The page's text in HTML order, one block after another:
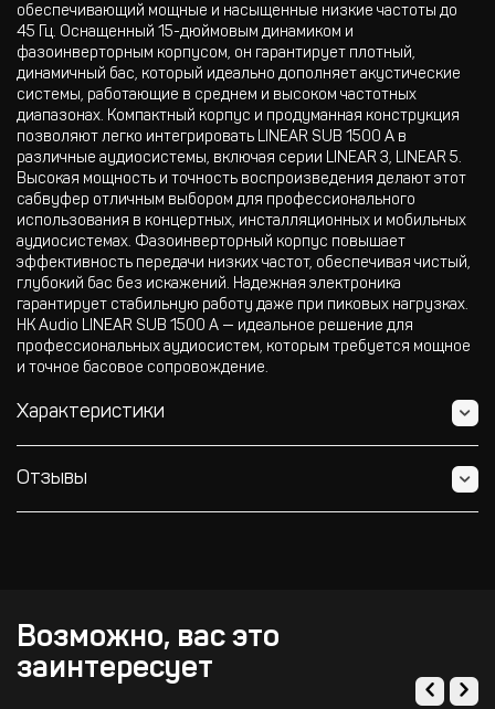
обеспечивающий мощные и насыщенные низкие частоты до
45 Гц. Оснащенный 15-дюймовым динамиком и
фазоинверторным корпусом, он гарантирует плотный,
динамичный бас, который идеально дополняет акустические
системы, работающие в среднем и высоком частотных
диапазонах. Компактный корпус и продуманная конструкция
позволяют легко интегрировать LINEAR SUB 1500 A в
различные аудиосистемы, включая серии LINEAR 3, LINEAR 5.
Высокая мощность и точность воспроизведения делают этот
сабвуфер отличным выбором для профессионального
использования в концертных, инсталляционных и мобильных
аудиосистемах. Фазоинверторный корпус повышает
эффективность передачи низких частот, обеспечивая чистый,
глубокий бас без искажений. Надежная электроника
гарантирует стабильную работу даже при пиковых нагрузках.
HK Audio LINEAR SUB 1500 A — идеальное решение для
профессиональных аудиосистем, которым требуется мощное
и точное басовое сопровождение.
Характеристики
Отзывы
Возможно, вас это
заинтересует